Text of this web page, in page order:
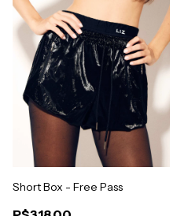
Short Box - Free Pass